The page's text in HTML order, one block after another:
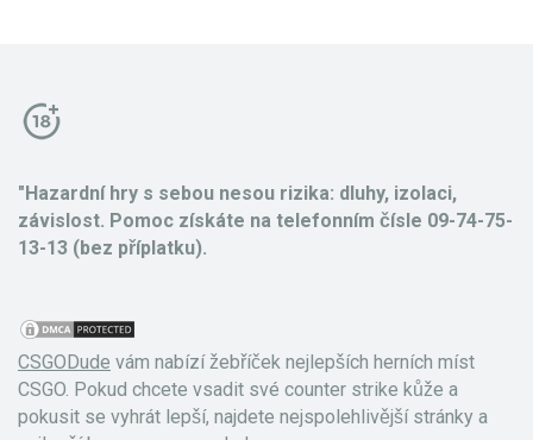
"Hazardní hry s sebou nesou rizika: dluhy, izolaci,
závislost. Pomoc získáte na telefonním čísle 09-74-75-
13-13 (bez příplatku).
CSGODude vám nabízí žebříček nejlepších herních míst
CSGO. Pokud chcete vsadit své counter strike kůže a
pokusit se vyhrát lepší, najdete nejspolehlivější stránky a